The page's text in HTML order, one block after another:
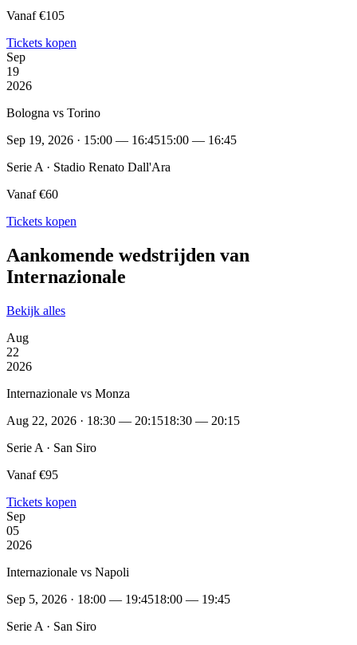
Vanaf €105
Tickets kopen
Sep
19
2026
Bologna vs Torino
Sep 19, 2026 · 15:00 — 16:4515:00 — 16:45
Serie A · Stadio Renato Dall'Ara
Vanaf €60
Tickets kopen
Aankomende wedstrijden van
Internazionale
Bekijk alles
Aug
22
2026
Internazionale vs Monza
Aug 22, 2026 · 18:30 — 20:1518:30 — 20:15
Serie A · San Siro
Vanaf €95
Tickets kopen
Sep
05
2026
Internazionale vs Napoli
Sep 5, 2026 · 18:00 — 19:4518:00 — 19:45
Serie A · San Siro